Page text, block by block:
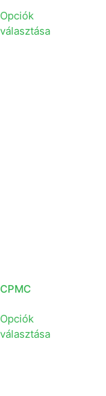
Opciók
választása
CPMC
Opciók
választása